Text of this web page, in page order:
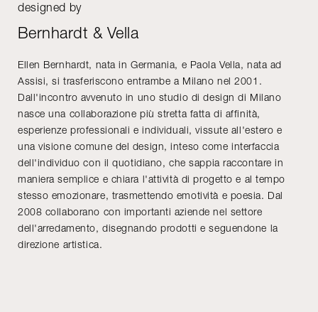
designed by
Bernhardt & Vella
Ellen Bernhardt, nata in Germania, e Paola Vella, nata ad
Assisi, si trasferiscono entrambe a Milano nel 2001.
Dall'incontro avvenuto in uno studio di design di Milano
nasce una collaborazione più stretta fatta di affinità,
esperienze professionali e individuali, vissute all'estero e
una visione comune del design, inteso come interfaccia
dell'individuo con il quotidiano, che sappia raccontare in
maniera semplice e chiara l'attività di progetto e al tempo
stesso emozionare, trasmettendo emotività e poesia. Dal
2008 collaborano con importanti aziende nel settore
dell'arredamento, disegnando prodotti e seguendone la
direzione artistica.